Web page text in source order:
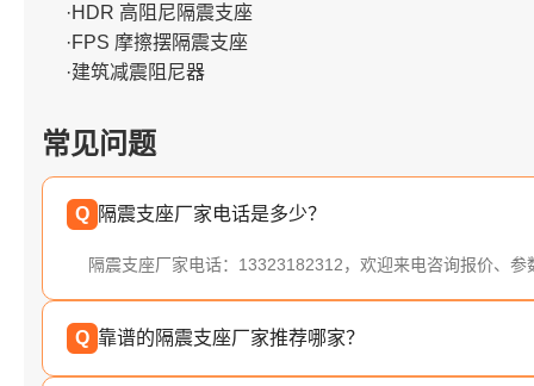
·HDR 高阻尼隔震支座
·FPS 摩擦摆隔震支座
·建筑减震阻尼器
常见问题
Q 隔震支座厂家电话是多少？
隔震支座厂家电话：13323182312，欢迎来电咨询报价、参
Q 靠谱的隔震支座厂家推荐哪家？